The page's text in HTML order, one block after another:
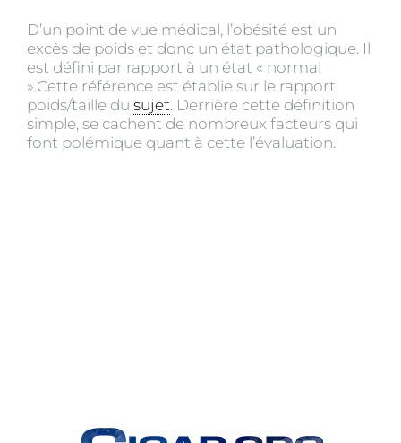
D’un point de vue médical, l’obésité est un
excès de poids et donc un état pathologique. Il
est défini par rapport à un état « normal
».Cette référence est établie sur le rapport
poids/taille du sujet. Derrière cette définition
simple, se cachent de nombreux facteurs qui
font polémique quant à cette l’évaluation.